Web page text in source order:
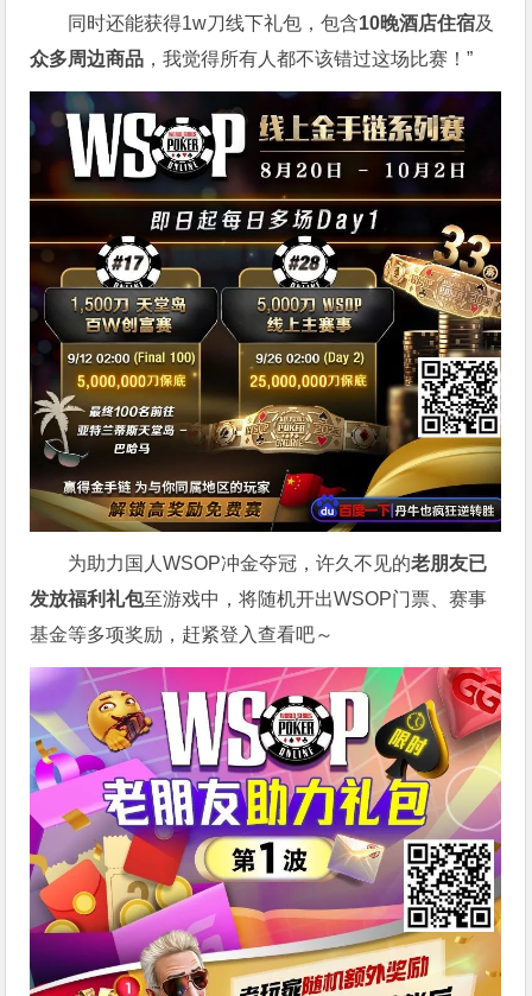
同时还能获得1w刀线下礼包，包含10晚酒店住宿及
众多周边商品 ，我觉得所有人都不该错过这场比赛！”
为助力国人WSOP冲金夺冠，许久不见的老朋友已
发放福利礼包至游戏中，将随机开出WSOP门票、赛事
基金等多项奖励，赶紧登入查看吧～